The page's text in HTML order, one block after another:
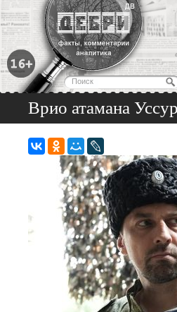
Врио атамана